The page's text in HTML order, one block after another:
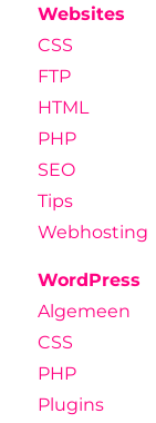
Websites
CSS
FTP
HTML
PHP
SEO
Tips
Webhosting
WordPress
Algemeen
CSS
PHP
Plugins